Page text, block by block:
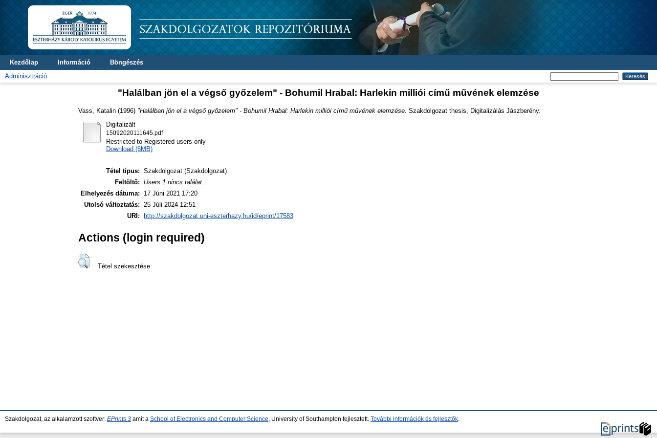
Kezdőlap Információ
Böngészés
Adminisztráció
"Halálban jön el a végső győzelem" - Bohumil Hrabal: Harlekin milliói című művének elemzése
Vass, Katalin (1996) "Halálban jön el a végső győzelem" - Bohumil Hrabal: Harlekin milliói című művének elemzése. Szakdolgozat thesis, Digitalizálás Jászberény.
Digitalizált
15092020111645.pdf
Restricted to Registered users only
Download (6MB)
Tétel típus: Szakdolgozat (Szakdolgozat)
Feltöltő:
Users 1 nincs találat.
Elhelyezés dátuma:
17 Júni 2021 17:20
Utolsó változtatás: 25 Júli 2024 12:51
URI:
http://szakdolgozat.uni-eszterhazy.hu/id/eprint/17583
Actions (login required)
Tétel szekesztése
Szakdolgozat, az alkalamzott szoftver: EPrints 3 amit a School of Electronics and Computer Science , University of Southampton fejlesztett. További információk és fejlesztők